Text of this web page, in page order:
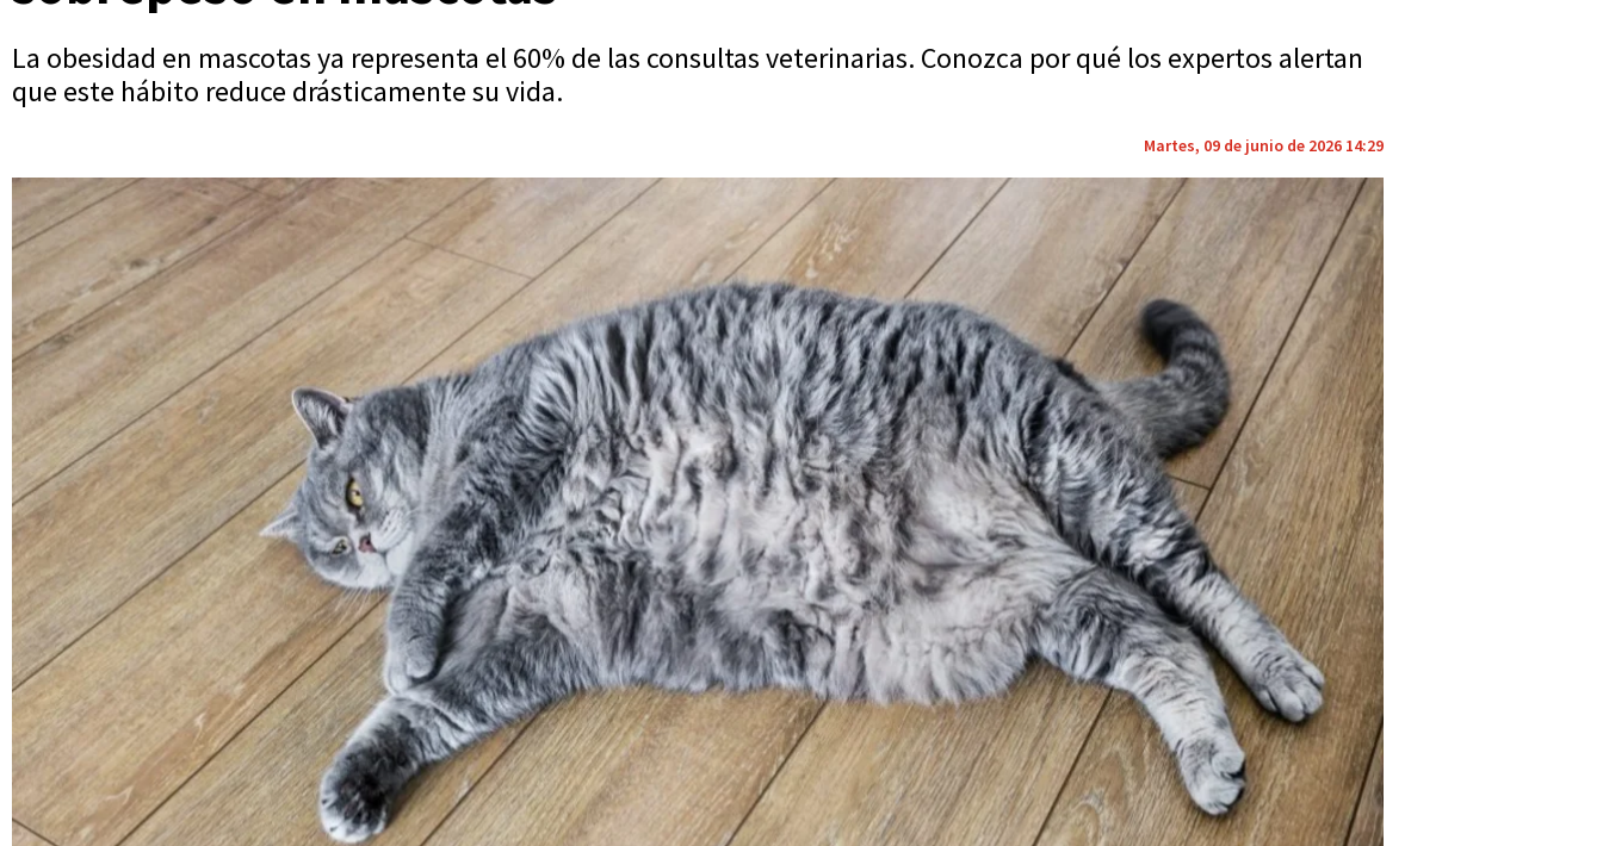
La obesidad en mascotas ya representa el 60% de las consultas veterinarias. Conozca por qué los expertos alertan
que este hábito reduce drásticamente su vida.
Martes, 09 de junio de 2026 14:29